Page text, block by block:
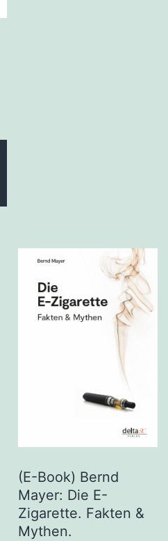
(E-Book) Bernd
Mayer: Die E-
Zigarette. Fakten &
Mythen.